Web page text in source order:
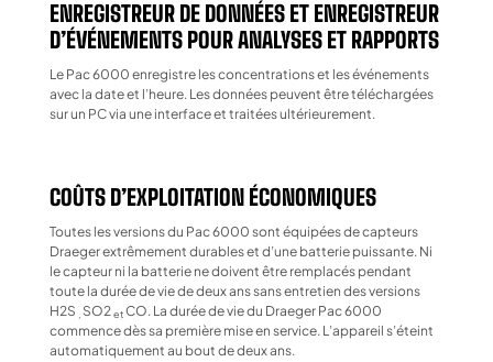
ENREGISTREUR DE DONNÉES ET ENREGISTREUR
D’ÉVÉNEMENTS POUR ANALYSES ET RAPPORTS
Le Pac 6000 enregistre les concentrations et les événements
avec la date et l’heure. Les données peuvent être téléchargées
sur un PC via une interface et traitées ultérieurement.
COÛTS D’EXPLOITATION ÉCONOMIQUES
Toutes les versions du Pac 6000 sont équipées de capteurs
Draeger extrêmement durables et d’une batterie puissante. Ni
le capteur ni la batterie ne doivent être remplacés pendant
toute la durée de vie de deux ans sans entretien des versions
H2S , SO2etCO. La durée de vie du Draeger Pac 6000
commence dès sa première mise en service. L’appareil s’éteint
automatiquement au bout de deux ans.